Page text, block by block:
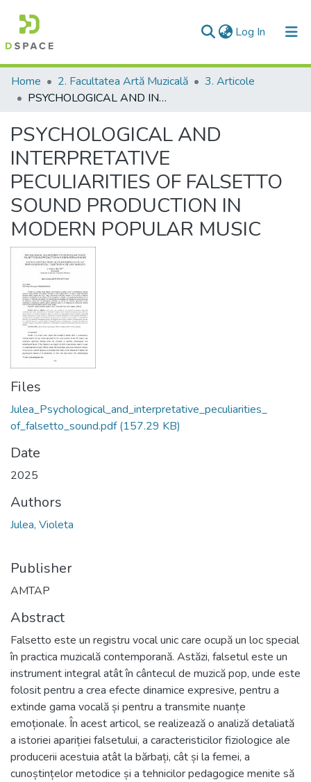
Log In (current)
Communities & Collections
All of DSpace
Statistics
Home 2. Facultatea Artă Muzicală
3. Articole
PSYCHOLOGICAL AND INTERPRETATIVE PECULIARITIES OF FALSETTO SOUND PRODUCTION IN MODERN POPULAR MUSIC
PSYCHOLOGICAL AND
INTERPRETATIVE
PECULIARITIES OF FALSETTO
SOUND PRODUCTION IN
MODERN POPULAR MUSIC
Files
Julea_Psychological_and_interpretative_peculiarities_
of_falsetto_sound.pdf(157.29 KB)
Date
2025
Authors
Julea, Violeta
Publisher
AMTAP
Abstract
Falsetto este un registru vocal unic care ocupă un loc special
în practica muzicală contemporană. Astăzi, falsetul este un
instrument integral atât în cântecul de muzică pop, unde este
folosit pentru a crea efecte dinamice expresive, pentru a
extinde gama vocală și pentru a transmite nuanțe
emoționale. În acest articol, se realizează o analiză detaliată
a istoriei apariției falsetului, a caracteristicilor fiziologice ale
producerii acestuia atât la bărbați, cât și la femei, a
cunoștințelor metodice și a tehnicilor pedagogice menite să